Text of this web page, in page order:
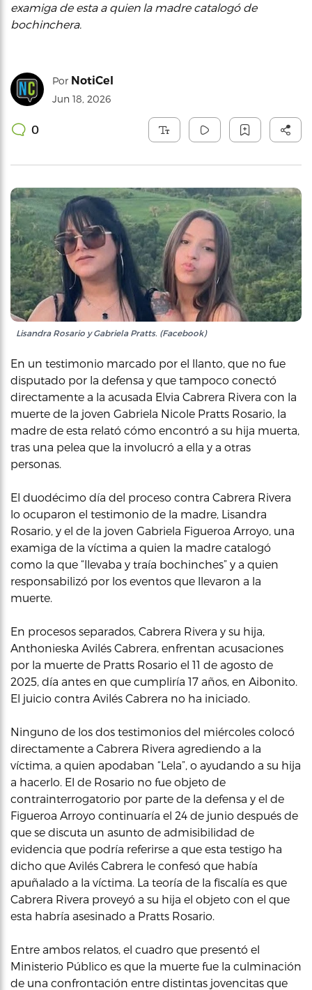
examiga de esta a quien la madre catalogó de
bochinchera.
Por NotiCel
Jun 18, 2026
0
Lisandra Rosario y Gabriela Pratts. (Facebook)
En un testimonio marcado por el llanto, que no fue
disputado por la defensa y que tampoco conectó
directamente a la acusada Elvia Cabrera Rivera con la
muerte de la joven Gabriela Nicole Pratts Rosario, la
madre de esta relató cómo encontró a su hija muerta,
tras una pelea que la involucró a ella y a otras
personas.
El duodécimo día del proceso contra Cabrera Rivera
lo ocuparon el testimonio de la madre, Lisandra
Rosario, y el de la joven Gabriela Figueroa Arroyo, una
examiga de la víctima a quien la madre catalogó
como la que “llevaba y traía bochinches” y a quien
responsabilizó por los eventos que llevaron a la
muerte.
En procesos separados, Cabrera Rivera y su hija,
Anthonieska Avilés Cabrera, enfrentan acusaciones
por la muerte de Pratts Rosario el 11 de agosto de
2025, día antes en que cumpliría 17 años, en Aibonito.
El juicio contra Avilés Cabrera no ha iniciado.
Ninguno de los dos testimonios del miércoles colocó
directamente a Cabrera Rivera agrediendo a la
víctima, a quien apodaban “Lela”, o ayudando a su hija
a hacerlo. El de Rosario no fue objeto de
contrainterrogatorio por parte de la defensa y el de
Figueroa Arroyo continuaría el 24 de junio después de
que se discuta un asunto de admisibilidad de
evidencia que podría referirse a que esta testigo ha
dicho que Avilés Cabrera le confesó que había
apuñalado a la víctima. La teoría de la fiscalía es que
Cabrera Rivera proveyó a su hija el objeto con el que
esta habría asesinado a Pratts Rosario.
Entre ambos relatos, el cuadro que presentó el
Ministerio Público es que la muerte fue la culminación
de una confrontación entre distintas jovencitas que